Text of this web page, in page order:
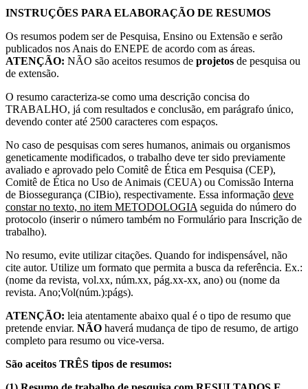
INSTRUÇÕES PARA ELABORAÇÃO DE RESUMOS
Os resumos podem ser de Pesquisa, Ensino ou Extensão e serão
publicados nos Anais do ENEPE de acordo com as áreas.
ATENÇÃO: NÃO são aceitos resumos de projetos de pesquisa ou
de extensão.
O resumo caracteriza-se como uma descrição concisa do
TRABALHO, já com resultados e conclusão, em parágrafo único,
devendo conter até 2500 caracteres com espaços.
No caso de pesquisas com seres humanos, animais ou organismos
geneticamente modificados, o trabalho deve ter sido previamente
avaliado e aprovado pelo Comitê de Ética em Pesquisa (CEP),
Comitê de Ética no Uso de Animais (CEUA) ou Comissão Interna
de Biossegurança (CIBio), respectivamente. Essa informação deve
constar no texto, no item METODOLOGIA seguida do número do
protocolo (inserir o número também no Formulário para Inscrição de
trabalho).
No resumo, evite utilizar citações. Quando for indispensável, não
cite autor. Utilize um formato que permita a busca da referência. Ex.:
(nome da revista, vol.xx, núm.xx, pág.xx-xx, ano) ou (nome da
revista. Ano;Vol(núm.):págs).
ATENÇÃO: leia atentamente abaixo qual é o tipo de resumo que
pretende enviar. NÃO haverá mudança de tipo de resumo, de artigo
completo para resumo ou vice-versa.
São aceitos TRÊS tipos de resumos: